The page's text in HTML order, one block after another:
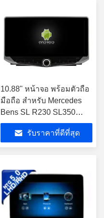
10.88" หน้าจอ พร้อมตัวถือ
มือถือ สําหรับ Mercedes
Bens SL R230 SL350
SL500 SL55 SL600 SL65
2001-2007รับราคาที่ดีที่สุด